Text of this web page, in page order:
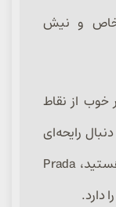
خاص و نیش
از نقاط
رایحه‌ای
متفاوت، خاص و بسیار خوش‌پوش هستید، Prada